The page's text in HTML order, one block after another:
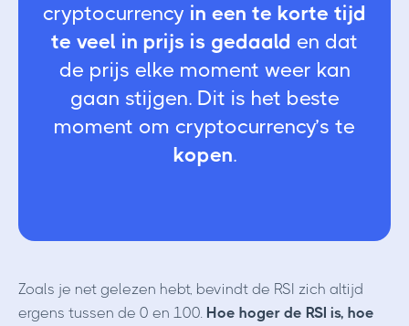
cryptocurrency in een te korte tijd
te veel in prijs is gedaald en dat
de prijs elke moment weer kan
gaan stijgen. Dit is het beste
moment om cryptocurrency’s te
kopen.
Zoals je net gelezen hebt, bevindt de RSI zich altijd
ergens tussen de 0 en 100. Hoe hoger de RSI is, hoe